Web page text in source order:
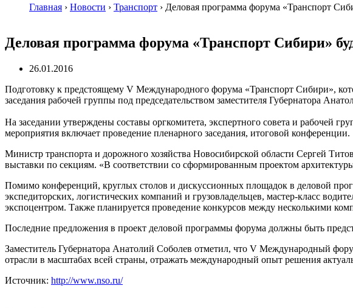
Главная › Новости › Транспорт › Деловая программа форума «Транспорт
Деловая программа форума «Транспорт Сибири»
26.01.2016
Подготовку к предстоящему V Международного форума «Транспорт Сибири»,
заседания рабочей группы под председательством заместителя Губернатора
На заседании утверждены составы оргкомитета, экспертного совета и рабочей
мероприятия включает проведение пленарного заседания, итоговой конференции.
Министр транспорта и дорожного хозяйства Новосибирской области Сергей
выставки по секциям. «В соответствии со сформированным проектом
Помимо конференций, круглых столов и дискуссионных площадок в деловой
экспедиторских, логистических компаний и грузовладельцев, мастер-класс
экспоцентром. Также планируется проведение конкурсов между несколькими
Последние предложения в проект деловой программы форума должны быть
Заместитель Губернатора Анатолий Соболев отметил, что V Международный
отрасли в масштабах всей страны, отражать международный опыт решения
Источник: http://www.nso.ru/